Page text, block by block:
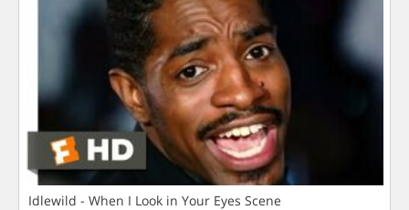
Idlewild - When I Look in Your Eyes Scene